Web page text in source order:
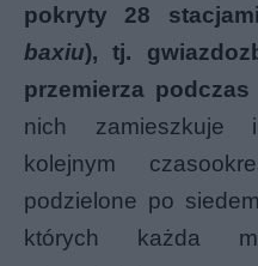
pokryty 28
baxiu), tj.
przemierza
nich zamieszkuje
kolejnym
podzielone po
których każda